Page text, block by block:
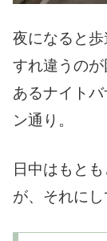
夜になると
すれ違うの
あるナイト
ン通り。
日中はもと
が、それにし